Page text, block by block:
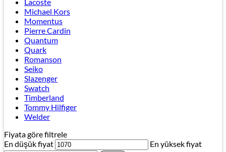
Lacoste
Michael Kors
Momentus
Pierre Cardin
Quantum
Quark
Romanson
Seiko
Slazenger
Swatch
Timberland
Tommy Hilfiger
Welder
Fiyata göre filtrele
En düşük fiyat
En yüksek fiyat